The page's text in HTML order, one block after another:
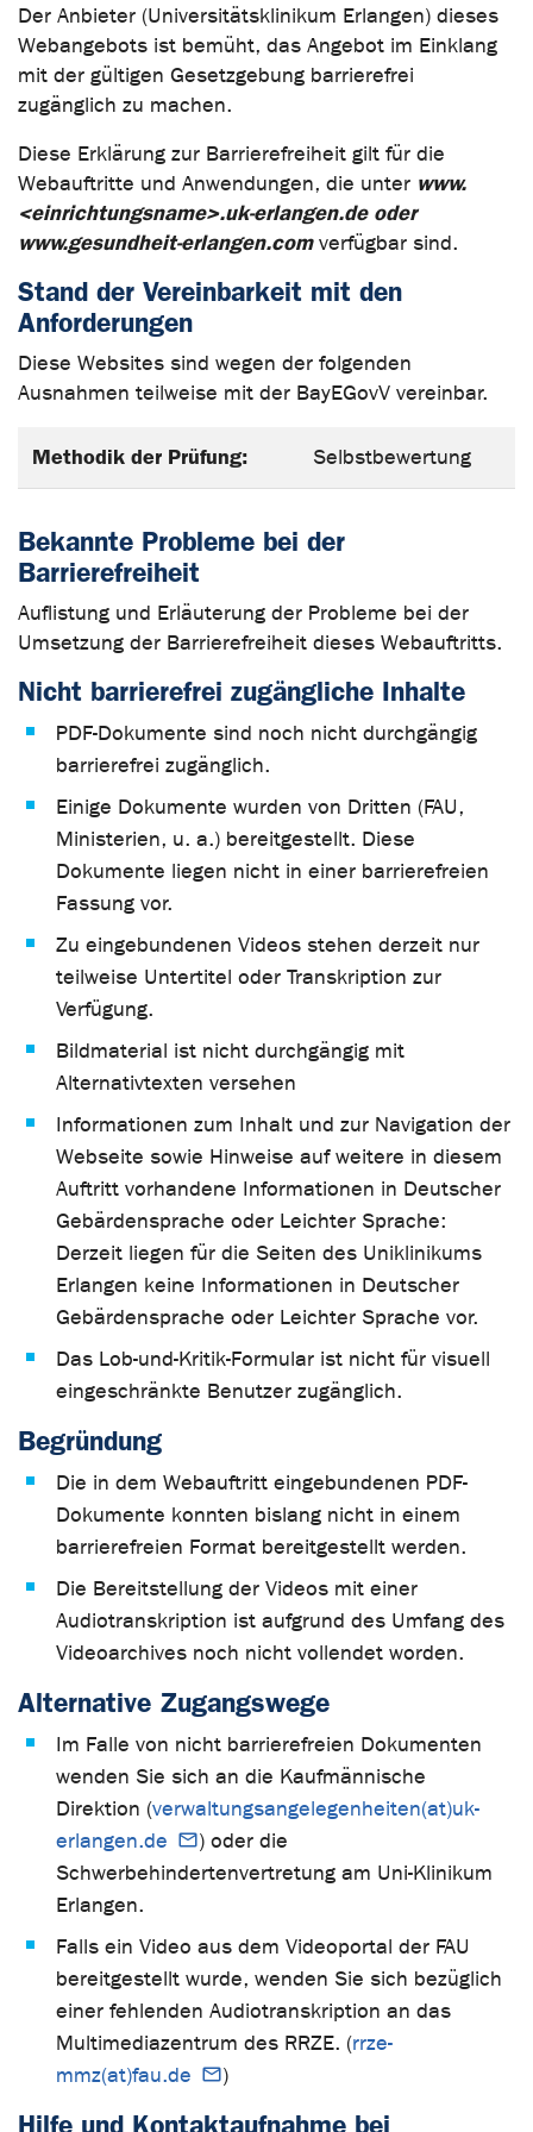
Der Anbieter (Universitätsklinikum Erlangen) dieses
Webangebots ist bemüht, das Angebot im Einklang
mit der gültigen Gesetzgebung barrierefrei
zugänglich zu machen.
Diese Erklärung zur Barrierefreiheit gilt für die
Webauftritte und Anwendungen, die unter www.
<einrichtungsname>.uk-erlangen.de oder
www.gesundheit-erlangen.comverfügbar sind.
Stand der Vereinbarkeit mit den
Anforderungen
Diese Websites sind wegen der folgenden
Ausnahmen teilweise mit der BayEGovV vereinbar.
Methodik der Prüfung: Selbstbewertung
Bekannte Probleme bei der
Barrierefreiheit
Auflistung und Erläuterung der Probleme bei der
Umsetzung der Barrierefreiheit dieses Webauftritts.
Nicht barrierefrei zugängliche Inhalte
PDF-Dokumente sind noch nicht durchgängig
barrierefrei zugänglich.
Einige Dokumente wurden von Dritten (FAU,
Ministerien, u. a.) bereitgestellt. Diese
Dokumente liegen nicht in einer barrierefreien
Fassung vor.
Zu eingebundenen Videos stehen derzeit nur
teilweise Untertitel oder Transkription zur
Verfügung.
Bildmaterial ist nicht durchgängig mit
Alternativtexten versehen
Informationen zum Inhalt und zur Navigation der
Webseite sowie Hinweise auf weitere in diesem
Auftritt vorhandene Informationen in Deutscher
Gebärdensprache oder Leichter Sprache:
Derzeit liegen für die Seiten des Uniklinikums
Erlangen keine Informationen in Deutscher
Gebärdensprache oder Leichter Sprache vor.
Das Lob-und-Kritik-Formular ist nicht für visuell
eingeschränkte Benutzer zugänglich.
Begründung
Die in dem Webauftritt eingebundenen PDF-
Dokumente konnten bislang nicht in einem
barrierefreien Format bereitgestellt werden.
Die Bereitstellung der Videos mit einer
Audiotranskription ist aufgrund des Umfang des
Videoarchives noch nicht vollendet worden.
Alternative Zugangswege
Im Falle von nicht barrierefreien Dokumenten
wenden Sie sich an die Kaufmännische
Direktion (verwaltungsangelegenheiten(at)uk-
erlangen.de
) oder die
Schwerbehindertenvertretung am Uni-Klinikum
Erlangen.
Falls ein Video aus dem Videoportal der FAU
bereitgestellt wurde, wenden Sie sich bezüglich
einer fehlenden Audiotranskription an das
Multimediazentrum des RRZE. (rrze-
mmz(at)fau.de
)
Hilfe und Kontaktaufnahme bei